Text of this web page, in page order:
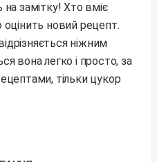
замітку! Хто вміє
оцінить новий рецепт.
ніжним
вона легко і просто, за
тільки цукор